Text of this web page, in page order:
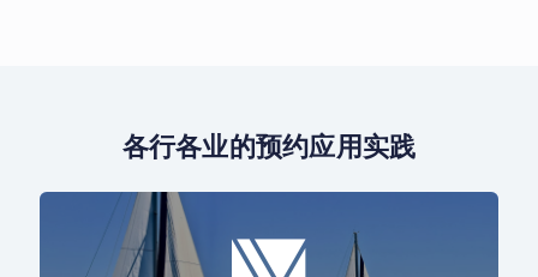
各行各业的预约应用实践